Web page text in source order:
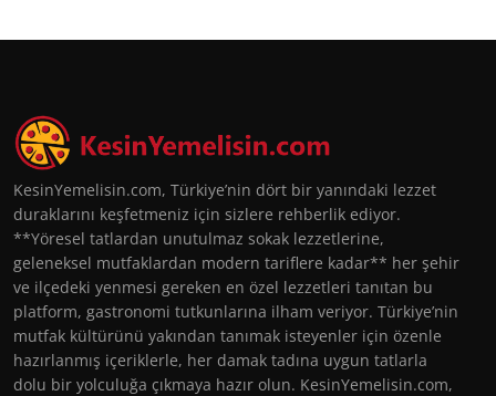
KesinYemelisin.com, Türkiye’nin dört bir yanındaki lezzet
duraklarını keşfetmeniz için sizlere rehberlik ediyor.
**Yöresel tatlardan unutulmaz sokak lezzetlerine,
geleneksel mutfaklardan modern tariflere kadar** her şehir
ve ilçedeki yenmesi gereken en özel lezzetleri tanıtan bu
platform, gastronomi tutkunlarına ilham veriyor. Türkiye’nin
mutfak kültürünü yakından tanımak isteyenler için özenle
hazırlanmış içeriklerle, her damak tadına uygun tatlarla
dolu bir yolculuğa çıkmaya hazır olun. KesinYemelisin.com,